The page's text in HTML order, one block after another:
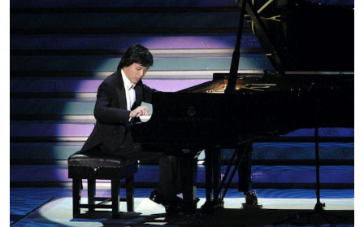
科技
影片
名家榜
灼見活動
關於我們